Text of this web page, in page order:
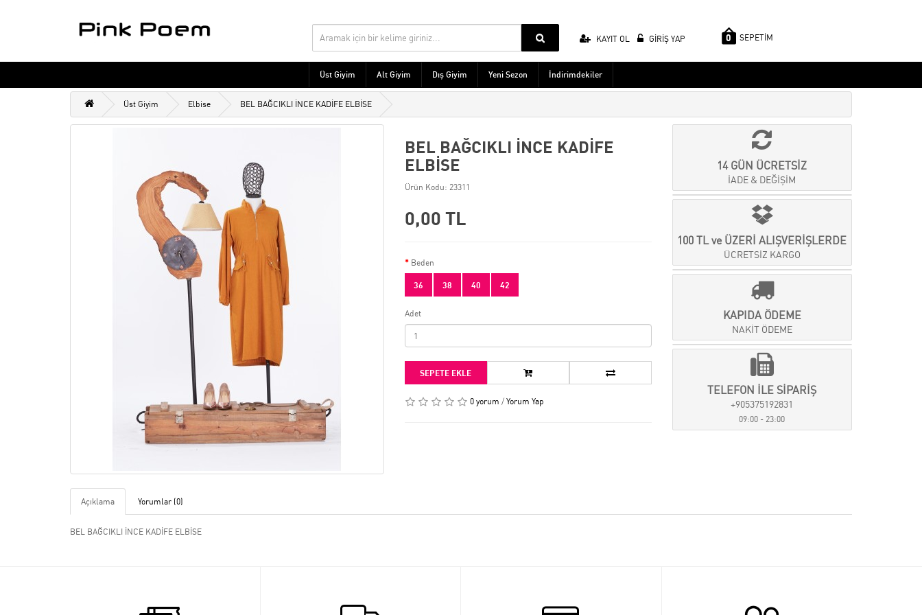
KAYIT OL GİRİŞ YAP 0 SEPETİM
Üst Giyim Alt Giyim Dış Giyim Yeni Sezon İndirimdekiler
Üst Giyim Elbise BEL BAĞCIKLI İNCE KADİFE ELBİSE
BEL BAĞCIKLI İNCE KADİFE
ELBİSE
Ürün Kodu: 23311
0,00 TL
Beden
36 38 40 42
Adet
SEPETE EKLE
0 yorum / Yorum Yap
14 GÜN ÜCRETSİZ
İADE & DEĞİŞİM
100 TL ve ÜZERİ ALIŞVERİŞLERDE
ÜCRETSİZ KARGO
KAPIDA ÖDEME
NAKİT ÖDEME
TELEFON İLE SİPARİŞ
+905375192831
09:00 - 23:00
Açıklama Yorumlar (0)
BEL BAĞCIKLI İNCE KADİFE ELBİSE